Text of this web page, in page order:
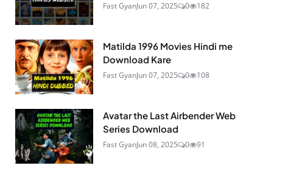
Fast GyanJun 07, 2025 0 182
Matilda 1996 Movies Hindi me
Download Kare
Fast GyanJun 07, 2025 0 108
Avatar the Last Airbender Web
Series Download
Fast GyanJun 08, 2025 0 91